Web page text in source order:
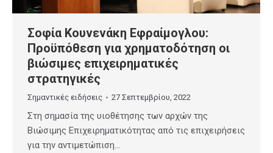
Σοφία Κουνενάκη Εφραίμογλου:
Προϋπόθεση για χρηματοδότηση οι
βιώσιμες επιχειρηματικές
στρατηγικές
Σημαντικές ειδήσεις 27 Σεπτεμβρίου, 2022
Στη σημασία της υιοθέτησης των αρχών της
Βιώσιμης Επιχειρηματικότητας από τις επιχειρήσεις
για την αντιμετώπιση…